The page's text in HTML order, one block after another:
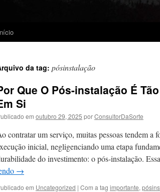
da tag: pósinstalação
Que O Pós-instalação É
Si
em outubro 29, 2025 porConsultorDaSorte
contratar um serviço, muitas pessoas tendem a
inicial, negligenciando uma etapa
do investimento: o pós-instalação.
→
em Uncategorized | Com a tag importante,